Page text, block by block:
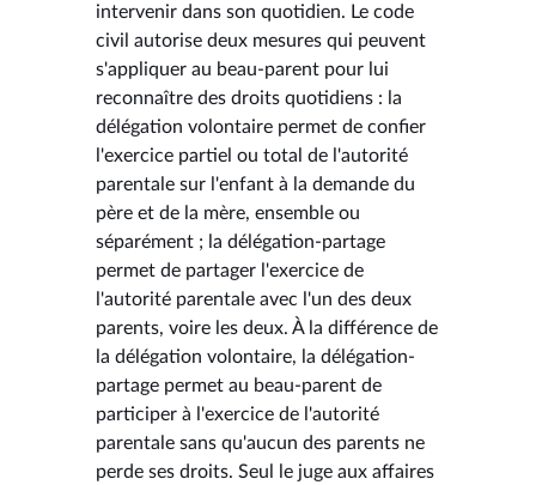
intervenir dans son quotidien. Le code
civil autorise deux mesures qui peuvent
s'appliquer au beau-parent pour lui
reconnaître des droits quotidiens : la
délégation volontaire permet de confier
l'exercice partiel ou total de l'autorité
parentale sur l'enfant à la demande du
père et de la mère, ensemble ou
séparément ; la délégation-partage
permet de partager l'exercice de
l'autorité parentale avec l'un des deux
parents, voire les deux. À la différence de
la délégation volontaire, la délégation-
partage permet au beau-parent de
participer à l'exercice de l'autorité
parentale sans qu'aucun des parents ne
perde ses droits. Seul le juge aux affaires